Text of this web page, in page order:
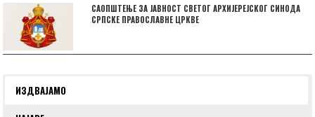
САОПШТЕЊЕ ЗА ЈАВНОСТ СВЕТОГ АРХИЈЕРЕЈСКОГ СИНОДА
СРПСКЕ ПРАВОСЛАВНЕ ЦРКВЕ
ИЗДВАЈАМО